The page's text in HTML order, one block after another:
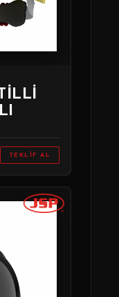
TEKLIF AL